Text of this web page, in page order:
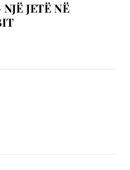
JETЁ NЁ